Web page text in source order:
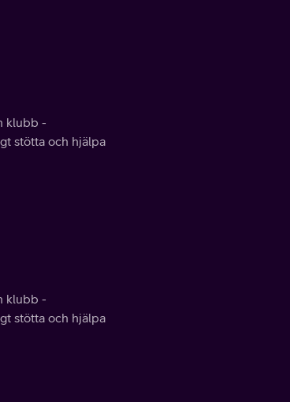
klubb -
stötta och hjälpa
klubb -
stötta och hjälpa